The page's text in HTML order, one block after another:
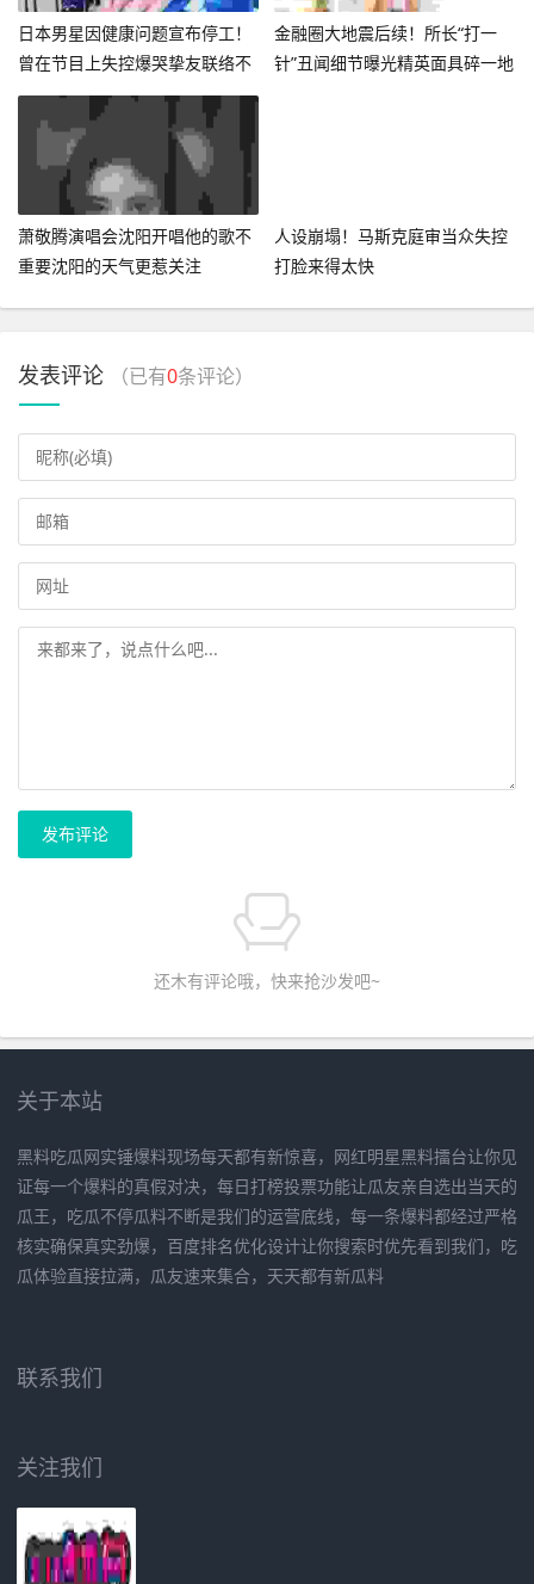
日本男星因健康问题宣布停工！
曾在节目上失控爆哭挚友联络不
上
金融圈大地震后续！所长“打一
针”丑闻细节曝光精英面具碎一地
萧敬腾演唱会沈阳开唱他的歌不
重要沈阳的天气更惹关注
人设崩塌！马斯克庭审当众失控
打脸来得太快
发表评论 （已有0条评论）
发布评论
还木有评论哦，快来抢沙发吧~
关于本站
黑料吃瓜网实锤爆料现场每天都有新惊喜，网红明星黑料擂台让你见
证每一个爆料的真假对决，每日打榜投票功能让瓜友亲自选出当天的
瓜王，吃瓜不停瓜料不断是我们的运营底线，每一条爆料都经过严格
核实确保真实劲爆，百度排名优化设计让你搜索时优先看到我们，吃
瓜体验直接拉满，瓜友速来集合，天天都有新瓜料
联系我们
关注我们